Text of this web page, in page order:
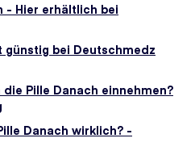
- Hier erhältlich bei
günstig bei Deutschmedz
Pille Danach einnehmen?
Danach wirklich? -